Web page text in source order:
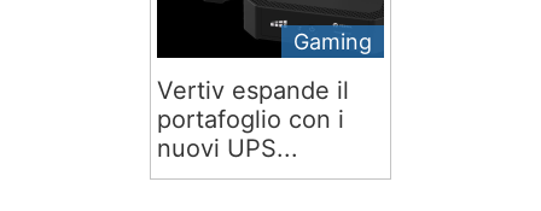
Gaming
Vertiv espande il
portafoglio con i
nuovi UPS...